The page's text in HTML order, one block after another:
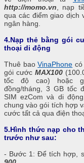
http://momo.vn, nạp
qua các điểm giao dịch
ngân hàng.
4.Nạp thẻ bằng gói
thoại di động
Thuê baoVinaPhone
gói cước MAX100
tốc độ cao) hoặc
đồng/tháng, 3 GB tốc
SIM ezCom và di
chung vào gói tích hợp
cước tất cả qua điện
5.Hình thức nạp cho
trước như sau:
- Bước 1: Để tích hợp,